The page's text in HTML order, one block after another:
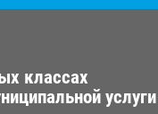
классах
услуги